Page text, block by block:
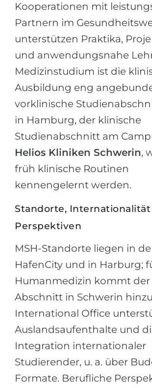
Kooperationen mit
Partnern im
unterstützen Praktika,
und anwendungsnahe
Medizinstudium ist die
Ausbildung eng
vorklinische
in Hamburg, der klinische
Studienabschnitt am
Helios Kliniken Schwerin,
früh klinische Routinen
kennengelernt werden.
Standorte,
Perspektiven
MSH-Standorte liegen in
HafenCity und in Harburg;
Humanmedizin kommt der
Abschnitt in Schwerin
International Office
Auslandsaufenthalte und
Integration internationaler
Studierender, u. a. über
Formate. Berufliche